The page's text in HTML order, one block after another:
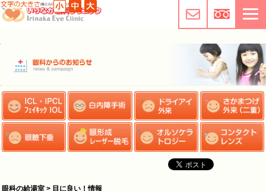
眼科の給湯室 > 目に良い！情報